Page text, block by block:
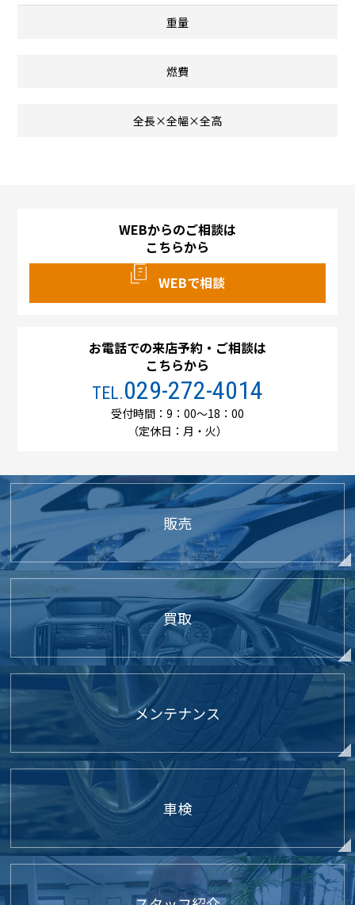
重量
燃費
全長×全幅×全高
WEBからのご相談は
こちらから
WEBで相談
お電話での来店予約・ご相談は
こちらから
TEL.029-272-4014
受付時間：9：00～18：00
（定休日：月・火）
販売
買取
メンテナンス
車検